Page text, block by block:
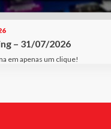
– 31/07/2026
em apenas um clique!